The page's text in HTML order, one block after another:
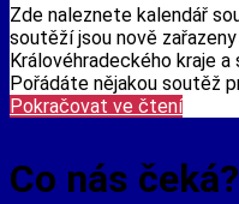
Zde naleznete kalendář
soutěží jsou nově
Královéhradeckého kraje
Pořádáte nějakou soutěž
Pokračovat ve čtení
Co nás čeká?